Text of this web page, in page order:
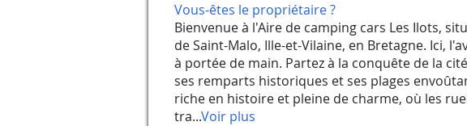
Vous-êtes le propriétaire ?
Bienvenue à l'Aire de camping cars Les Ilots,
de Saint-Malo, Ille-et-Vilaine, en Bretagne. Ici,
à portée de main. Partez à la conquête de la
ses remparts historiques et ses plages
riche en histoire et pleine de charme, où les
tra...Voir plus